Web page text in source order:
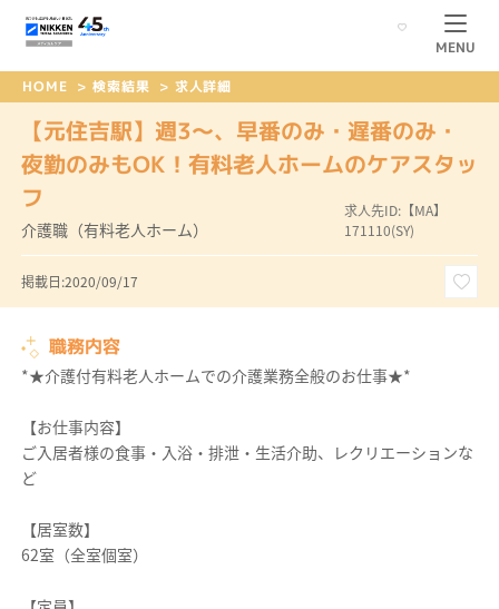
MENU
HOME > 検索結果 > 求人詳細
【元住吉駅】週3～、早番のみ・遅番のみ・
夜勤のみもOK！有料老人ホームのケアスタッ
フ
介護職（有料老人ホーム）
求人先ID:【MA】
171110(SY)
掲載日:2020/09/17
職務内容
*★介護付有料老人ホームでの介護業務全般のお仕事★*
【お仕事内容】
ご入居者様の食事・入浴・排泄・生活介助、レクリエーションな
ど
【居室数】
62室（全室個室）